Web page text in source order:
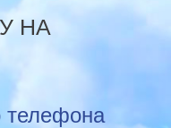
НА
телефона